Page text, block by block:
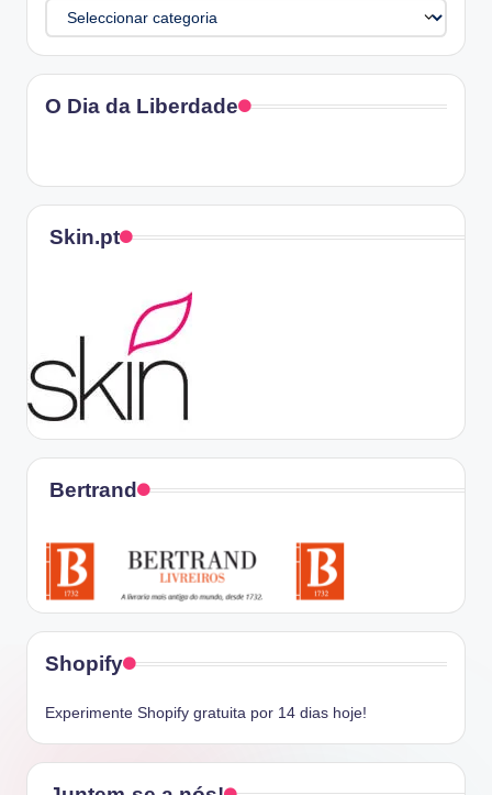
Categorias
O Dia da Liberdade
Skin.pt
Bertrand
Shopify
Experimente Shopify gratuita por 14 dias hoje!